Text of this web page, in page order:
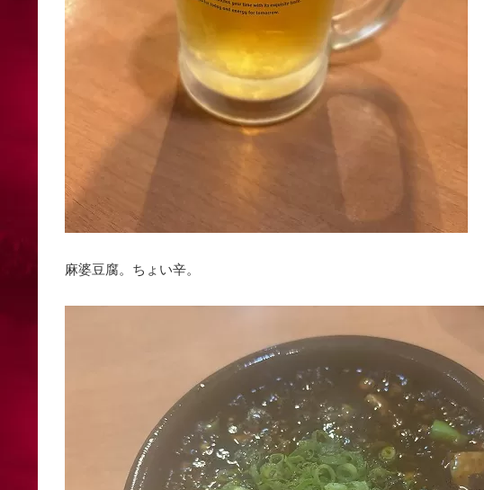
麻婆豆腐。ちょい辛。